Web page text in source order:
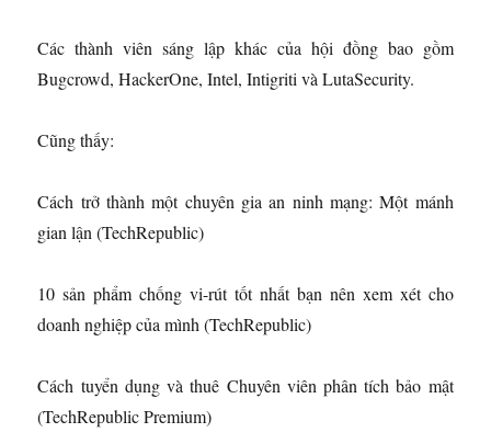
Các thành viên sáng lập khác của hội đồng bao gồm
Bugcrowd, HackerOne, Intel, Intigriti và LutaSecurity.
Cũng thấy:
Cách trở thành một chuyên gia an ninh mạng: Một mánh
gian lận (TechRepublic)
10 sản phẩm chống vi-rút tốt nhất bạn nên xem xét cho
doanh nghiệp của mình (TechRepublic)
Cách tuyển dụng và thuê Chuyên viên phân tích bảo mật
(TechRepublic Premium)